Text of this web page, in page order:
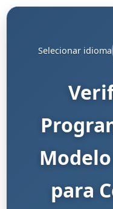
Selecionar idioma
para